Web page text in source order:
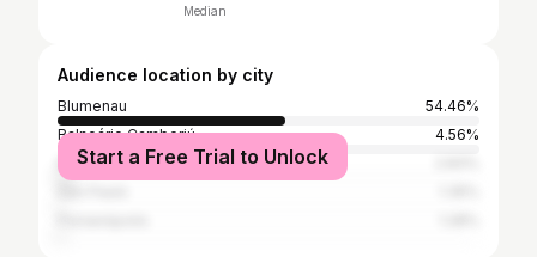
Median
Audience location by city
Blumenau
54.46%
Balneário Camboriú
4.56%
ItajaíStart a Free Trial to Unlock